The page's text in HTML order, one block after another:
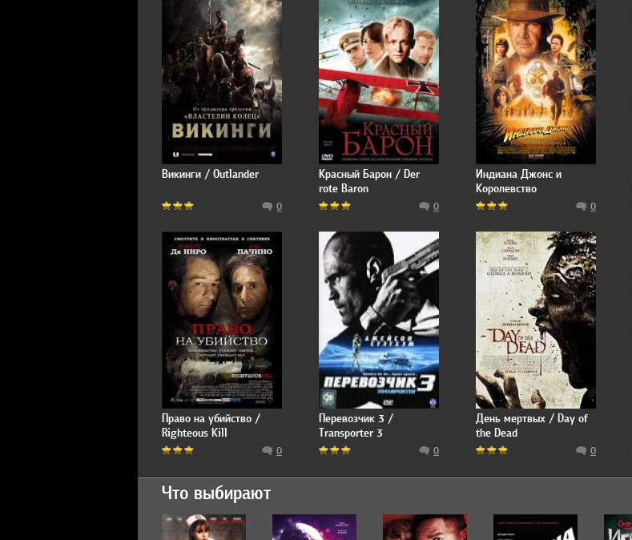
Викинги / Outlander
0
Красный Барон / Der
rote Baron
0
Индиана Джонс и
Королевство
хрустального черепа
0
Право на убийство /
Righteous Kill
0
Перевозчик 3 /
Transporter 3
0
День мертвых / Day of
the Dead
0
Что выбирают